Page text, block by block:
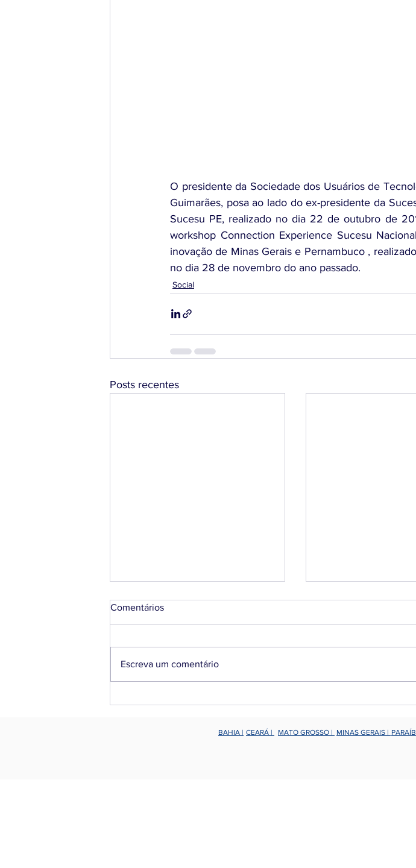
O presidente da Sociedade dos Usuários de
Guimarães, posa ao lado do ex-presidente da
Sucesu PE, realizado no dia 22 de outubro de
workshop Connection Experience Sucesu
inovação de Minas Gerais e Pernambuco ,
no dia 28 de novembro do ano passado.
Social
Posts recentes
Comentários
Escreva um comentário
BAHIA | CEARÁ | MATO GROSSO | MINAS GERAIS |